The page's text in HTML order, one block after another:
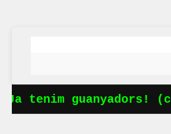
tenim guanyadors!